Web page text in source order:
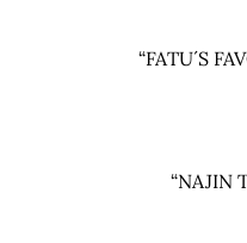
“FATU´S
“NAJIN